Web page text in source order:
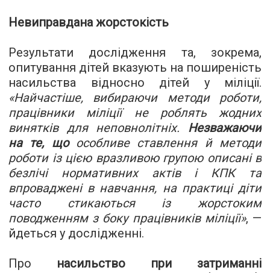
Невиправдана жорстокість
Результати дослідження та, зокрема,
опитування дітей вказують на поширеність
насильства відносно дітей у міліції.
«Найчастіше, вибираючи методи роботи,
працівники міліції не роблять жодних
винятків для неповнолітніх. Незважаючи
на те, щоособливе ставлення й методи
роботи із цією вразливою групою описані в
безлічі нормативних актів і КПК та
впроваджені в навчання, на практиці діти
часто стикаються із жорстоким
поводженням з боку працівників міліції», —
йдеться у дослідженні.
Про насильство при затриманні